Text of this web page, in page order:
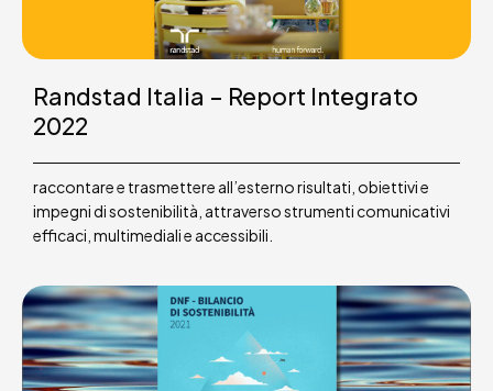
Randstad Italia – Report Integrato
2022
raccontare e trasmettere all’esterno risultati, obiettivi e
impegni di sostenibilità, attraverso strumenti comunicativi
efficaci, multimediali e accessibili.